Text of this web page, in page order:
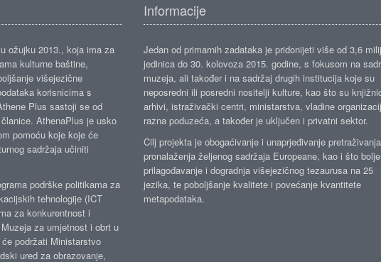
ožujku 2013., koja ima za
kulturne baštine,
višejezične
korisnicima s
Plus sastoji se od
AthenaPlus je usko
pomoću koje koje će
sadržaja učiniti
podrške politikama za
tehnologije (ICT
za konkurentnost i
za umjetnost i obrt u
podržati Ministarstvo
ured za obrazovanje,
Informacije
Jedan od primarnih zadataka je pridonijeti više od 3,6
jedinica do 30. kolovoza 2015. godine, s fokusom na
muzeja, ali također i na sadržaj drugih institucija koje su
neposredni ili posredni nositelji kulture, kao što su
arhivi, istraživački centri, ministarstva, vladine
razna poduzeća, a također je uključen i privatni sektor.
Cilj projekta je obogaćivanje i unaprjeđivanje
pronalaženja željenog sadržaja Europeane, kao i što bolje
prilagođavanje i dogradnja višejezičnog tezaurusa na 25
jezika, te poboljšanje kvalitete i povećanje kvantitete
metapodataka.